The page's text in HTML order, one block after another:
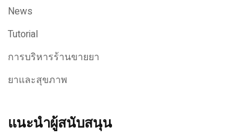
News
Tutorial
การบริหารร้านขายยา
ยาและสุขภาพ
แนะนำผู้สนับสนุน